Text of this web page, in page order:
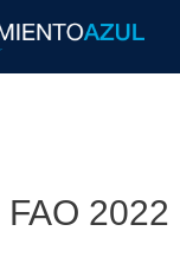
2022